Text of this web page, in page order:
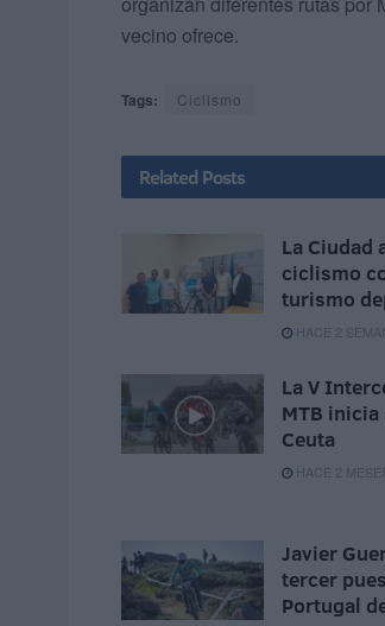
vecino ofrece.
Tags: Ciclismo
Related Posts
La Ciudad
ciclismo
turismo
HACE 2
La V
MTB
Ceuta
HACE 2 MESES
Javier
tercer
Portugal